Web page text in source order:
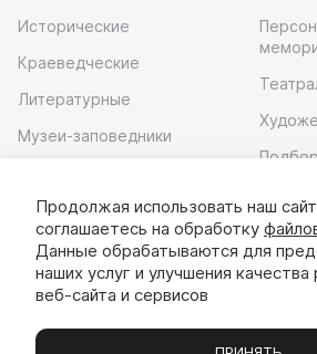
Исторические
Краеведческие
Литературные
Музеи-заповедники
Скачать приложение
Продолжая использовать наш
соглашаетесь на обработку
Данные обрабатываются для
наших услуг и улучшения
веб-сайта и сервисов